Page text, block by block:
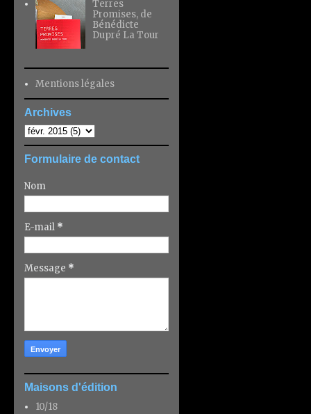
Terres
Promises, de
Bénédicte
Dupré La Tour
Mentions légales
Archives
Formulaire de contact
Nom
E-mail *
Message *
Maisons d'édition
10/18